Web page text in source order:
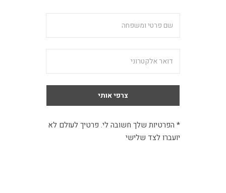
* הפרטיות שלך חשובה לי. פרטיך לעולם לא
יועברו לצד שלישי